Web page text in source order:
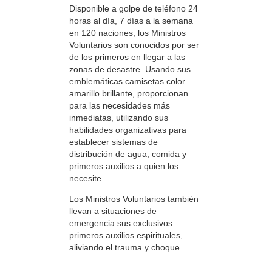
Disponible a golpe de teléfono 24
horas al día, 7 días a la semana
en 120 naciones, los Ministros
Voluntarios son conocidos por ser
de los primeros en llegar a las
zonas de desastre. Usando sus
emblemáticas camisetas color
amarillo brillante, proporcionan
para las necesidades más
inmediatas, utilizando sus
habilidades organizativas para
establecer sistemas de
distribución de agua, comida y
primeros auxilios a quien los
necesite.
Los Ministros Voluntarios también
llevan a situaciones de
emergencia sus exclusivos
primeros auxilios espirituales,
aliviando el trauma y choque